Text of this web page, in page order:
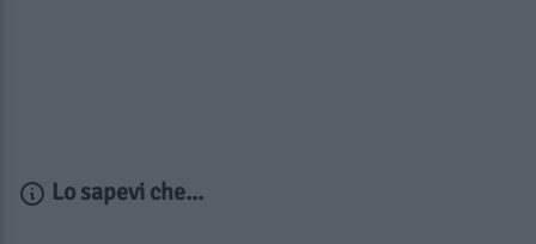
Lo sapevi che...